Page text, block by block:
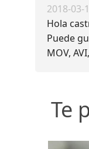
2018-03-
Hola
Puede
MOV,
Te